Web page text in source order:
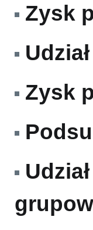
Zysk
Zysk